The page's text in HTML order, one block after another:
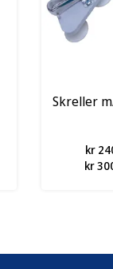
Skreller
kr
kr